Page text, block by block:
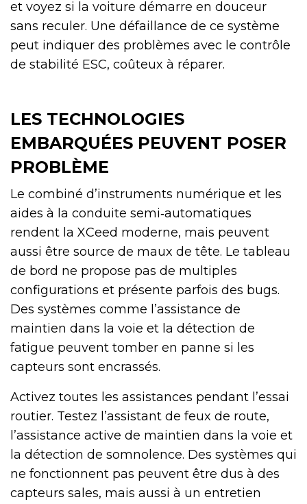
et voyez si la voiture démarre en douceur
sans reculer. Une défaillance de ce système
peut indiquer des problèmes avec le contrôle
de stabilité ESC, coûteux à réparer.
LES TECHNOLOGIES
EMBARQUÉES PEUVENT POSER
PROBLÈME
Le combiné d’instruments numérique et les
aides à la conduite semi‑automatiques
rendent la XCeed moderne, mais peuvent
aussi être source de maux de tête. Le tableau
de bord ne propose pas de multiples
configurations et présente parfois des bugs.
Des systèmes comme l’assistance de
maintien dans la voie et la détection de
fatigue peuvent tomber en panne si les
capteurs sont encrassés.
Activez toutes les assistances pendant l’essai
routier. Testez l’assistant de feux de route,
l’assistance active de maintien dans la voie et
la détection de somnolence. Des systèmes qui
ne fonctionnent pas peuvent être dus à des
capteurs sales, mais aussi à un entretien